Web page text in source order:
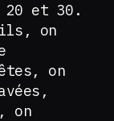
20 et 30.
on
on
on